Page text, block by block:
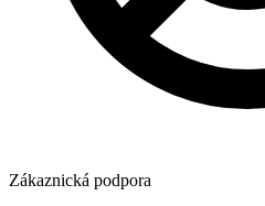
Zákaznická podpora